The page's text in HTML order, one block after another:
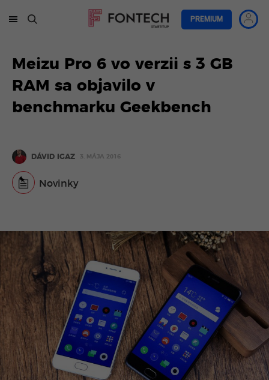
PREMIUM
Meizu Pro 6 vo verzii s 3 GB
RAM sa objavilo v
benchmarku Geekbench
DÁVID IGAZ 3. MÁJA 2016
Novinky